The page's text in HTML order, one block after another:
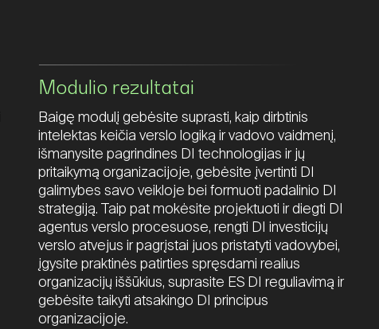
Modulio rezultatai
Baigę modulį gebėsite suprasti, kaip dirbtinis
intelektas keičia verslo logiką ir vadovo vaidmenį,
išmanysite pagrindines DI technologijas ir jų
pritaikymą organizacijoje, gebėsite įvertinti DI
galimybes savo veikloje bei formuoti padalinio DI
strategiją. Taip pat mokėsite projektuoti ir diegti DI
agentus verslo procesuose, rengti DI investicijų
verslo atvejus ir pagrįstai juos pristatyti vadovybei,
įgysite praktinės patirties spręsdami realius
organizacijų iššūkius, suprasite ES DI reguliavimą ir
gebėsite taikyti atsakingo DI principus
organizacijoje.